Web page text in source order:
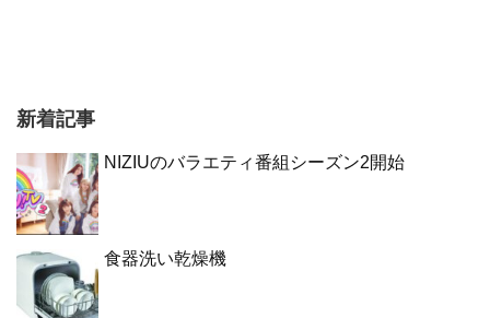
新着記事
NIZIUのバラエティ番組シーズン2開始
食器洗い乾燥機